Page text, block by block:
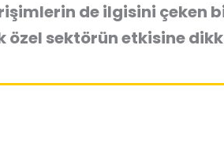
de ilgisini çeken
özel sektörün etkisine